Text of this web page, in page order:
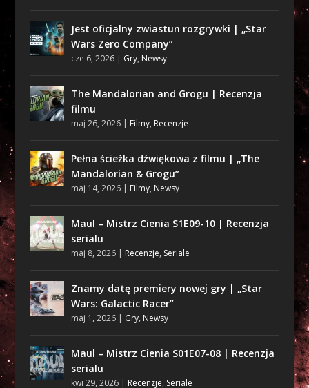
Jest oficjalny zwiastun rozgrywki | „Star
Wars Zero Company”
cze 6, 2026| Gry, Newsy
The Mandalorian and Grogu | Recenzja
filmu
maj 26, 2026| Filmy, Recenzje
Pełna ścieżka dźwiękowa z filmu | „The
Mandalorian & Grogu”
maj 14, 2026| Filmy, Newsy
Maul – Mistrz Cienia S1E09-10 | Recenzja
serialu
maj 8, 2026| Recenzje, Seriale
Znamy datę premiery nowej gry | „Star
Wars: Galactic Racer”
maj 1, 2026| Gry, Newsy
Maul – Mistrz Cienia S01E07-08 | Recenzja
serialu
kwi 29, 2026| Recenzje, Seriale